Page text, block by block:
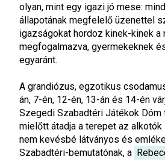
olyan, mint egy igazi jó mese:
állapotának megfelelő üzenettel
igazságokat hordoz kinek-kinek a
megfogalmazva, gyermekeknek
egyaránt.
A grandiózus, egzotikus
án, 7-én, 12-én, 13-án és 14-én
Szegedi Szabadtéri Játékok Dóm
mielőtt átadja a terepet az
nem kevésbé látványos és
Szabadtéri-bemutatónak, a